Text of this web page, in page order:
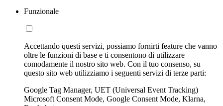
Funzionale
Accettando questi servizi, possiamo fornirti feature che vanno
oltre le funzioni di base e ti consentono di utilizzare
comodamente il nostro sito web. Con il tuo consenso, su
questo sito web utilizziamo i seguenti servizi di terze parti:
Google Tag Manager, UET (Universal Event Tracking)
Microsoft Consent Mode, Google Consent Mode, Klarna,